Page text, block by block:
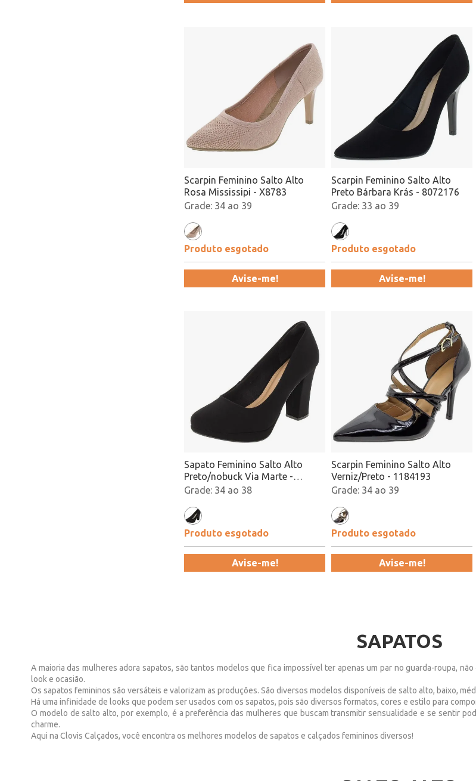
Scarpin Feminino Salto Alto
Rosa Mississipi - X8783
34 ao 39
Produto esgotado
Avise-me!
Scarpin Feminino Salto Alto
Preto Bárbara Krás - 8072176
33 ao 39
Produto esgotado
Avise-me!
Sapato Feminino Salto Alto
Preto/nobuck Via Marte -
181351 Atacado
34 ao 38
Produto esgotado
Avise-me!
Scarpin Feminino Salto Alto
Verniz/Preto - 1184193
34 ao 39
Produto esgotado
Avise-me!
SAPATOS
A maioria das mulheres adora sapatos, são tantos modelos que fica impossível ter apenas um par no guarda-roupa,
look e ocasião.
Os sapatos femininos são versáteis e valorizam as produções. São diversos modelos disponíveis de salto alto, baixo,
Há uma infinidade de looks que podem ser usados com os sapatos, pois são diversos formatos, cores e estilo para
O modelo de salto alto, por exemplo, é a preferência das mulheres que buscam transmitir sensualidade e se sentir
charme.
Aqui na Clovis Calçados, você encontra os melhores modelos de sapatos e calçados femininos diversos!